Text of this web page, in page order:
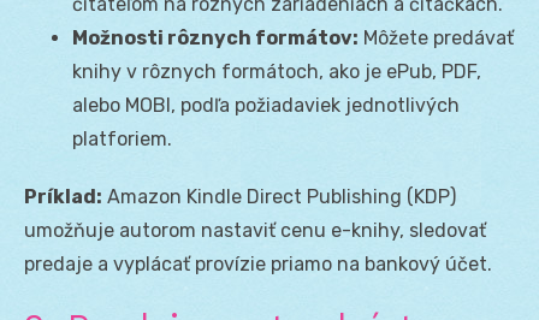
Možnosti rôznych formátov: Môžete predávať
knihy v rôznych formátoch, ako je ePub, PDF,
alebo MOBI, podľa požiadaviek jednotlivých
platforiem.
Príklad: Amazon Kindle Direct Publishing (KDP)
umožňuje autorom nastaviť cenu e-knihy, sledovať
predaje a vyplácať provízie priamo na bankový účet.